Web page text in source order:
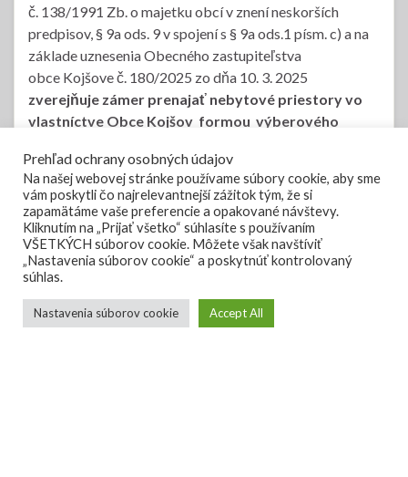
č. 138/1991 Zb. o majetku obcí v znení neskorších
predpisov, § 9a ods. 9 v spojení s § 9a ods.1 písm. c) a na
základe uznesenia Obecného zastupiteľstva
obce Kojšove č. 180/2025 zo dňa 10. 3. 2025
zverejňuje zámer prenajať nebytové priestory vo
vlastníctve Obce Kojšov formou výberového
VK-PP-02/2025
11
Zverejnenie zámeru prenajať
nebytové priestory vo
Prehľad ochrany osobných údajov
Na našej webovej stránke používame súbory cookie, aby sme
vám poskytli čo najrelevantnejší zážitok tým, že si
zapamätáme vaše preferencie a opakované návštevy.
Kliknutím na „Prijať všetko“ súhlasíte s používaním
VŠETKÝCH súborov cookie. Môžete však navštíviť
„Nastavenia súborov cookie“ a poskytnúť kontrolovaný
súhlas.
Nastavenia súborov cookie Accept All